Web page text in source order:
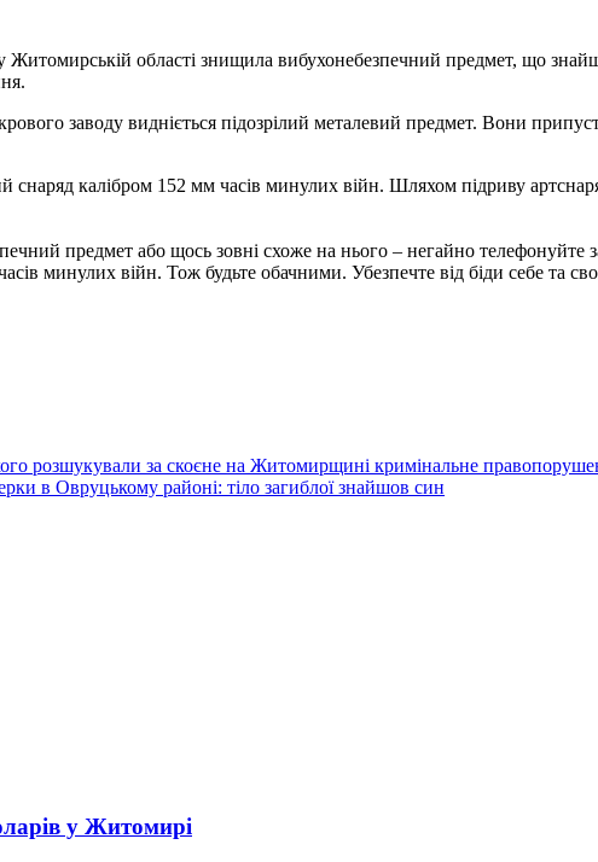
області знищила вибухонебезпечний предмет, що
заводу видніється підозрілий металевий предмет. Вони
снаряд калібром 152 мм часів минулих війн. Шляхом підриву
предмет або щось зовні схоже на нього – негайно телефонуйте
минулих війн. Тож будьте обачними. Убезпечте від біди себе та
розшукували за скоєне на Житомирщині кримінальне
в Овруцькому районі: тіло загиблої знайшов син
у Житомирі